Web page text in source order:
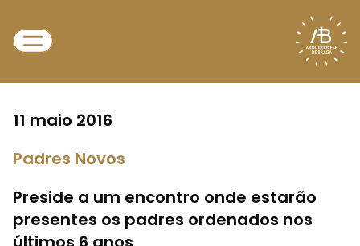
11 maio 2016
Padres Novos
Preside a um encontro onde estarão
presentes os padres ordenados nos